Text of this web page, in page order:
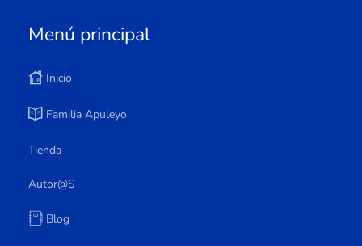
Menú principal
Inicio
Familia Apuleyo
Tienda
Autor@s
Blog